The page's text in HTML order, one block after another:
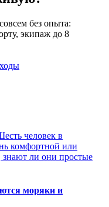
без опыта:
экипаж до 8
человек в
комфортной или
знают ли они простые
моряки и